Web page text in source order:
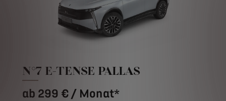
N°7 E-TENSE PALLAS
ab 299 € / Monat*